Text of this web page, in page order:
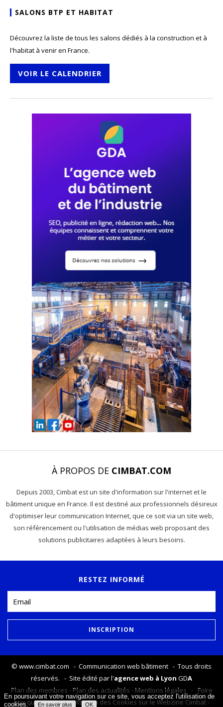
SALONS BTP ET HABITAT
Découvrez la liste de tous les salons dédiés à la construction et à
l'habitat à venir en France.
VOIR LE CALENDRIER
À PROPOS DE CIMBAT.COM
Depuis 2003, Cimbat est un site d'information sur l'internet et le
bâtiment unique en France. Il est destiné aux professionnels désireux
d'optimiser leur communication Internet, que ce soit via un site web,
son référencement ou l'utilisation de médias web proposant des
solutions publicitaires adaptées à leurs besoins.
RESTEZ INFORMÉ
© www.cimbat.com - Communication web bâtiment - Tous droits
réservés. - Site édité par l'agence web à Lyon GDA
Plan des membres -Plan des actualités -Mentions légales - Foire
aux questions-Utilisation des Cookies sur le Webzine Cimbat-
En poursuivant votre navigation sur ce site, vous acceptez l'utilisation de
cookies.
En savoir plus OK